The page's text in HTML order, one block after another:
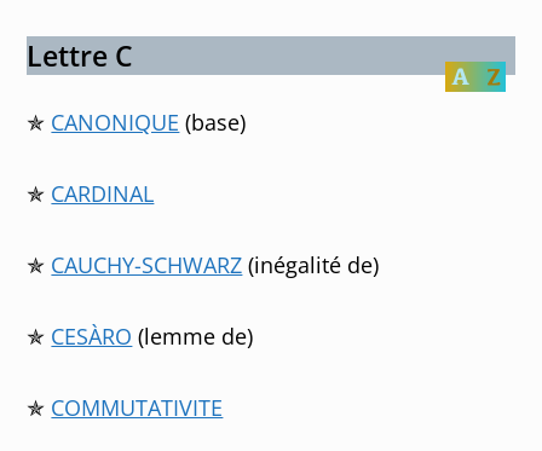
Lettre C
✯ CANONIQUE (base)
✯ CARDINAL
✯ CAUCHY-SCHWARZ (inégalité de)
✯ CESÀRO (lemme de)
✯ COMMUTATIVITE